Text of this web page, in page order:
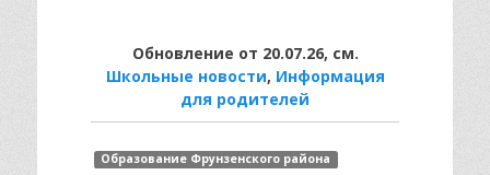
Обновление от 20.07.26, см.
Школьные новости, Информация
для родителей
Образование Фрунзенского района